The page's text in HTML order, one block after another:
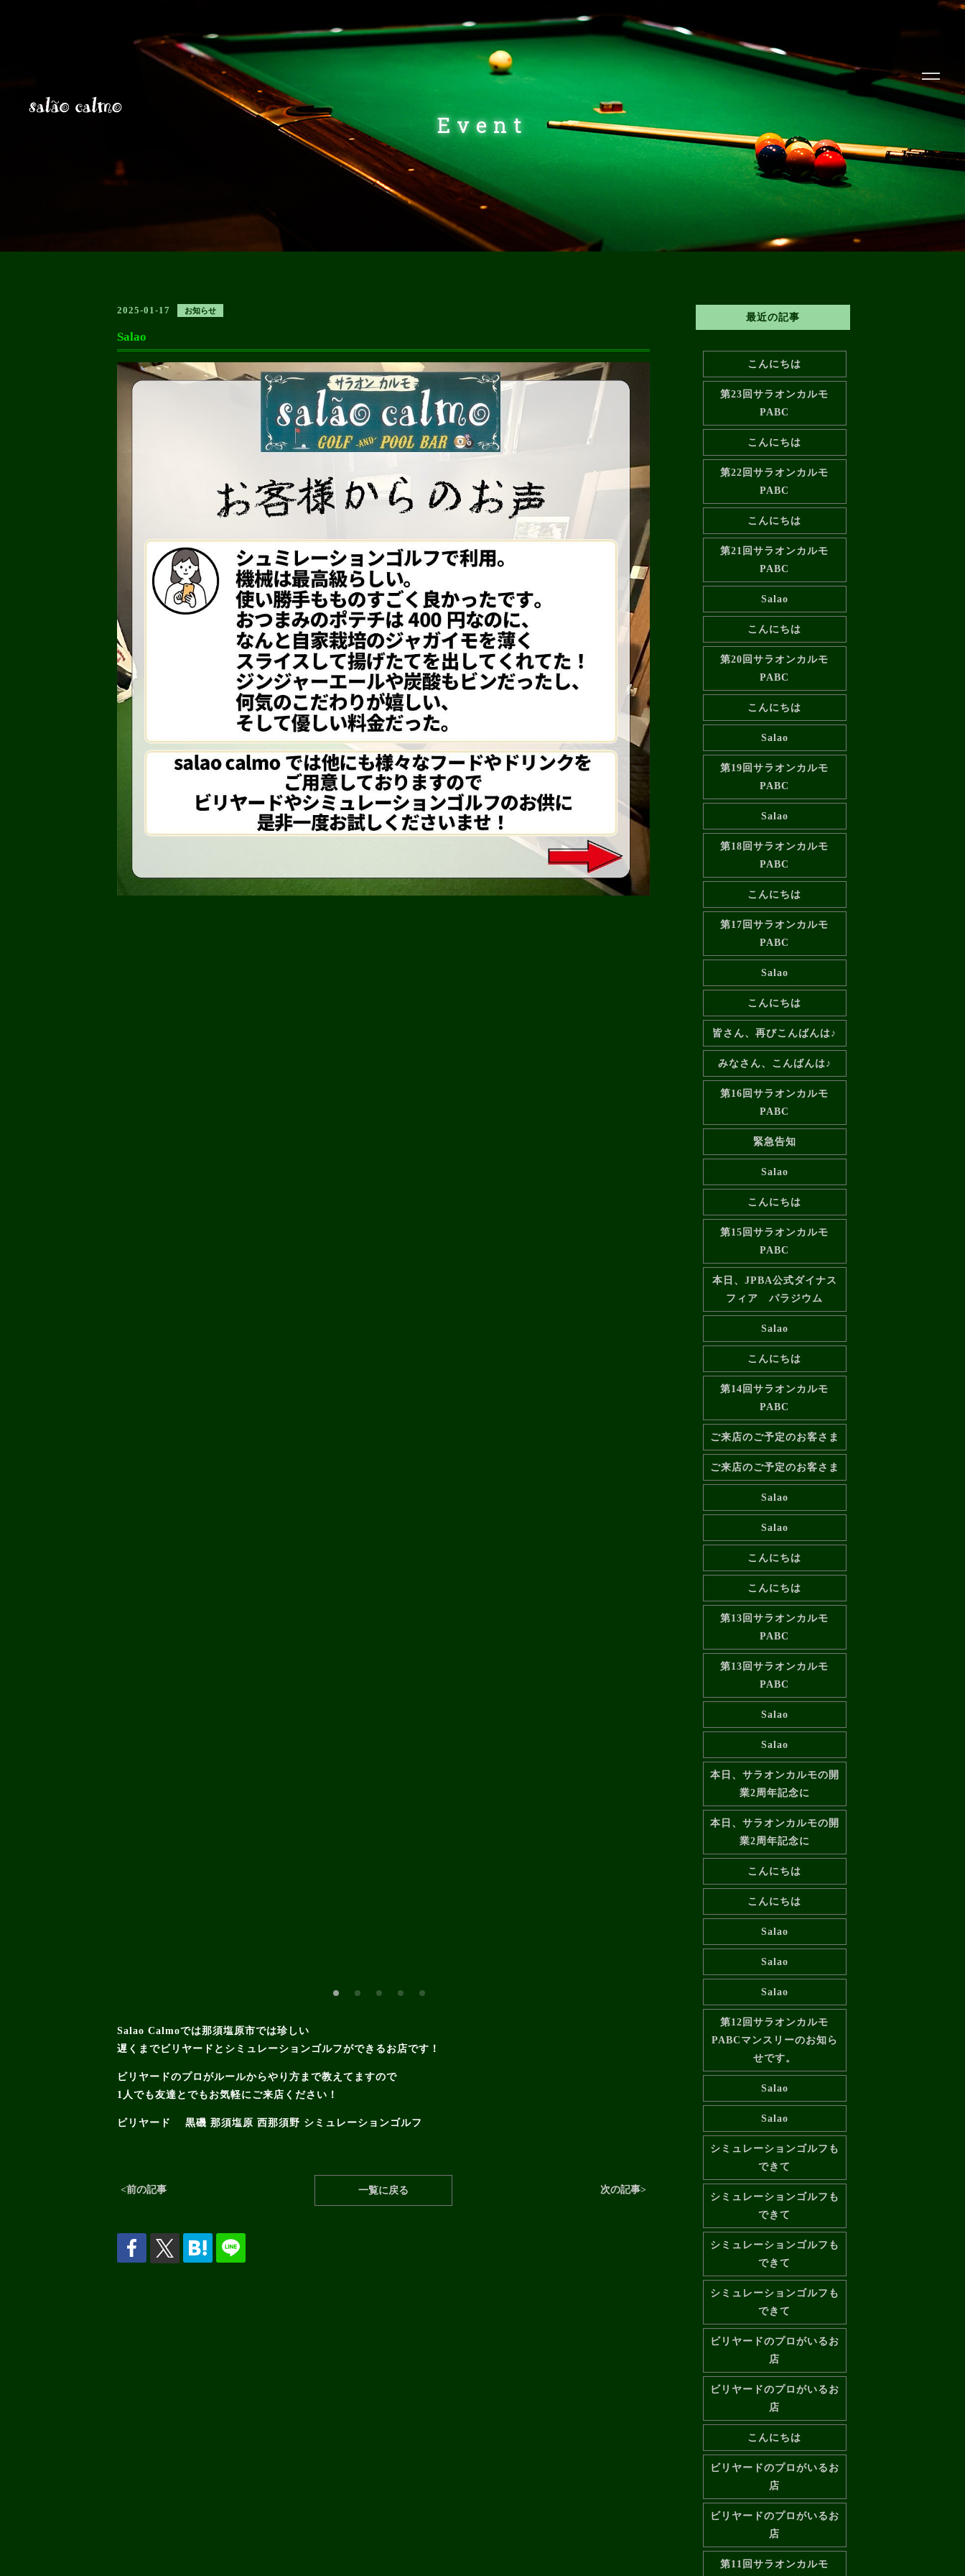
Event
2025-01-17 お知らせ
Salao
Salao Calmoでは那須塩原市では珍しい
遅くまでビリヤードとシミュレーションゴルフができるお店です！
ビリヤードのプロがルールからやり方まで教えてますので
1人でも友達とでもお気軽にご来店ください！
ビリヤード 黒磯 那須塩原 西那須野 シミュレーションゴルフ
<前の記事 一覧に戻る 次の記事>
最近の記事
こんにちは
第23回サラオンカルモ
PABC
こんにちは
第22回サラオンカルモ
PABC
こんにちは
第21回サラオンカルモ
PABC
Salao
こんにちは
第20回サラオンカルモ
PABC
こんにちは
Salao
第19回サラオンカルモ
PABC
Salao
第18回サラオンカルモ
PABC
こんにちは
第17回サラオンカルモ
PABC
Salao
こんにちは
皆さん、再びこんばんは♪
みなさん、こんばんは♪
第16回サラオンカルモ
PABC
緊急告知️
Salao
こんにちは
第15回サラオンカルモ
PABC
本日、JPBA公式ダイナス
フィア パラジウム
Salao
こんにちは
第14回サラオンカルモ
PABC
ご来店のご予定のお客さま
ご来店のご予定のお客さま
Salao
Salao
こんにちは
こんにちは
第13回サラオンカルモ
PABC
第13回サラオンカルモ
PABC
Salao
Salao
本日、サラオンカルモの開
業2周年記念に
本日、サラオンカルモの開
業2周年記念に
こんにちは
こんにちは
Salao
Salao
Salao
第12回サラオンカルモ
PABCマンスリーのお知ら
せです。
Salao
Salao
シミュレーションゴルフも
できて
シミュレーションゴルフも
できて
シミュレーションゴルフも
できて
シミュレーションゴルフも
できて
ビリヤードのプロがいるお
店
ビリヤードのプロがいるお
店
こんにちは
ビリヤードのプロがいるお
店
ビリヤードのプロがいるお
店
第11回サラオンカルモ